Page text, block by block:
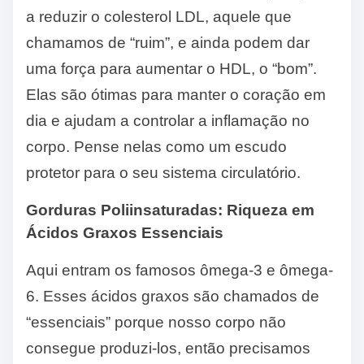
a reduzir o colesterol LDL, aquele que
chamamos de “ruim”, e ainda podem dar
uma força para aumentar o HDL, o “bom”.
Elas são ótimas para manter o coração em
dia e ajudam a controlar a inflamação no
corpo. Pense nelas como um escudo
protetor para o seu sistema circulatório.
Gorduras Poliinsaturadas: Riqueza em
Ácidos Graxos Essenciais
Aqui entram os famosos ômega-3 e ômega-
6. Esses ácidos graxos são chamados de
“essenciais” porque nosso corpo não
consegue produzi-los, então precisamos